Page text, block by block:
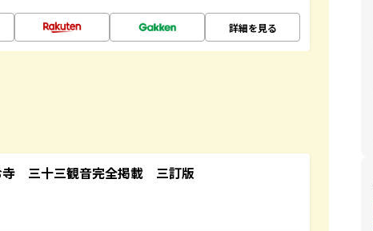
詳細を見る
寺 三十三観音完全掲載 三訂版